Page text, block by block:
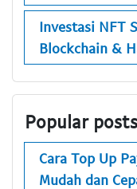
Investasi NFT
Blockchain &
Popular posts
Cara Top Up
Mudah dan